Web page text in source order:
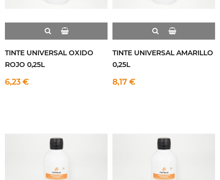
TINTE UNIVERSAL OXIDO
ROJO 0,25L
6,23 €
TINTE UNIVERSAL AMARILLO
0,25L
8,17 €